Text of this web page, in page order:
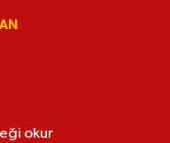
okur